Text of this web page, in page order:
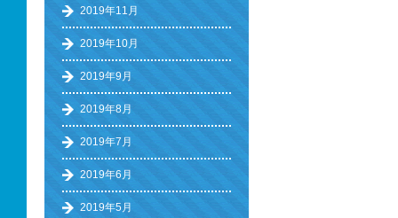
2019年11月
2019年10月
2019年9月
2019年8月
2019年7月
2019年6月
2019年5月